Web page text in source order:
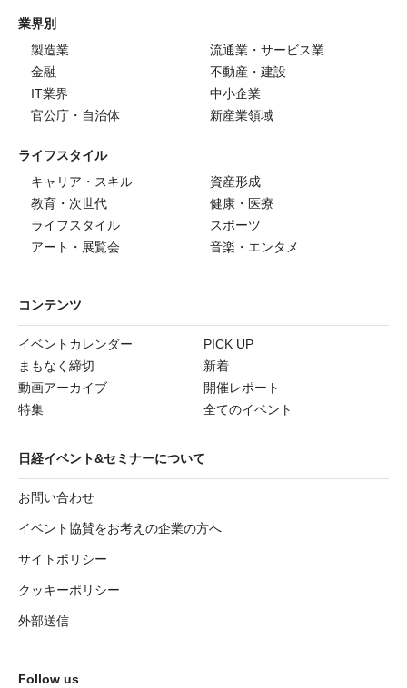
業界別
製造業
流通業・サービス業
金融
不動産・建設
IT業界
中小企業
官公庁・自治体
新産業領域
ライフスタイル
キャリア・スキル
資産形成
教育・次世代
健康・医療
ライフスタイル
スポーツ
アート・展覧会
音楽・エンタメ
コンテンツ
イベントカレンダー
PICK UP
まもなく締切
新着
動画アーカイブ
開催レポート
特集
全てのイベント
日経イベント&セミナーについて
お問い合わせ
イベント協賛をお考えの企業の方へ
サイトポリシー
クッキーポリシー
外部送信
Follow us